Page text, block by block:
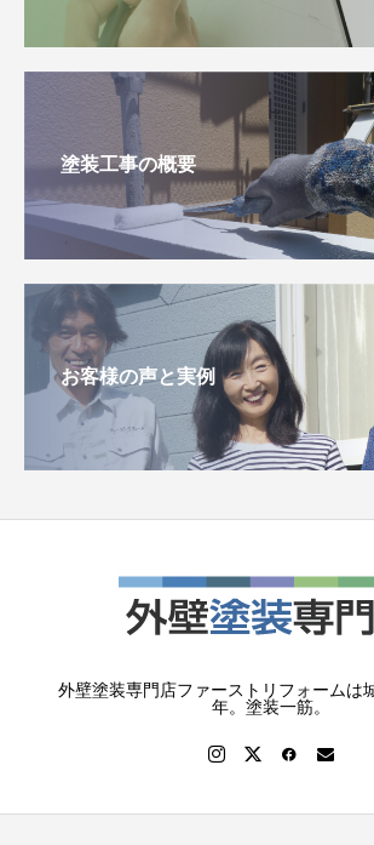
塗装工事の概要
お客様の声と実例
外壁塗装専門店ファーストリフォームは
年。塗装一筋。